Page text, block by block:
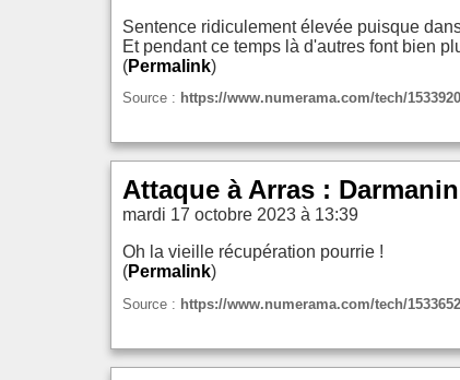
Sentence ridiculement élevée puisque
Et pendant ce temps là d'autres font bien
(Permalink)
Source : https://www.numerama.com/tech/
Attaque à Arras :
mardi 17 octobre 2023 à 13:39
Oh la vieille récupération pourrie !
(Permalink)
Source : https://www.numerama.com/tech/